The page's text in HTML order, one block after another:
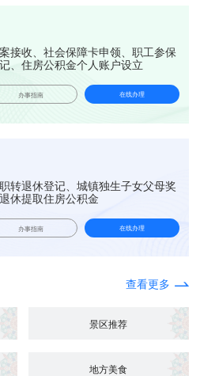
接收、社会保障卡申领、职工参保
、住房公积金个人账户设立
办事指南 在线办理
转退休登记、城镇独生子女父母奖
休提取住房公积金
办事指南 在线办理
查看更多
景区推荐
地方美食